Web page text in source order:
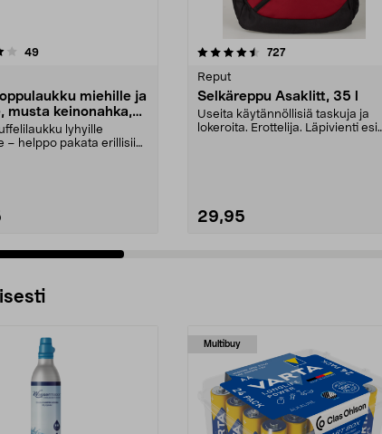
49arvostelut
miehille ja
musta keinonahka,
lyhyille
– helppo pakata erillisiin
4.5 viidestä
727arvostelut
Reput
Selkäreppu Asaklitt, 35 l
Useita käytännöllisiä taskuja ja
lokeroita. Erottelija. Läpivienti
29,95
4.5 viidestä
Multibuy